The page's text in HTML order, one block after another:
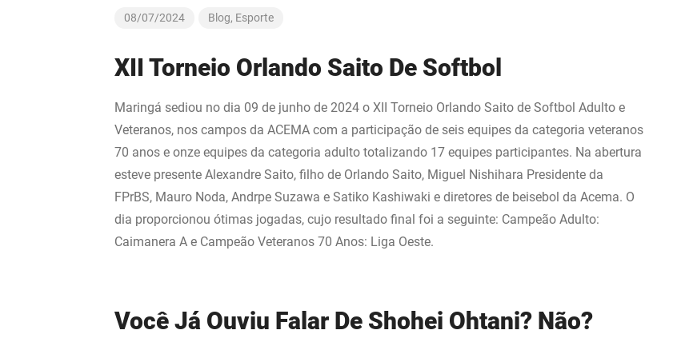
08/07/2024 Blog, Esporte
XII Torneio Orlando Saito De Softbol
Maringá sediou no dia 09 de junho de 2024 o XII Torneio Orlando Saito de Softbol Adulto e
Veteranos, nos campos da ACEMA com a participação de seis equipes da categoria veteranos
70 anos e onze equipes da categoria adulto totalizando 17 equipes participantes. Na abertura
esteve presente Alexandre Saito, filho de Orlando Saito, Miguel Nishihara Presidente da
FPrBS, Mauro Noda, Andrpe Suzawa e Satiko Kashiwaki e diretores de beisebol da Acema. O
dia proporcionou ótimas jogadas, cujo resultado final foi a seguinte: Campeão Adulto:
Caimanera A e Campeão Veteranos 70 Anos: Liga Oeste.
Você Já Ouviu Falar De Shohei Ohtani? Não?